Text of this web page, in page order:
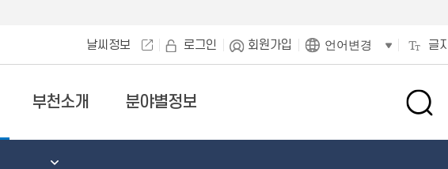
날씨정보 로그인 회원가입 언어변경 글
부천소개 분야별정보
검
창